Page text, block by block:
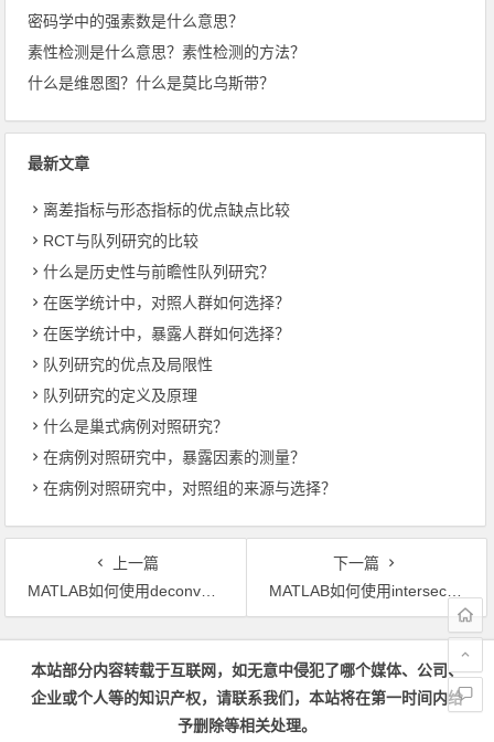
密码学中的强素数是什么意思？
素性检测是什么意思？素性检测的方法？
什么是维恩图？什么是莫比乌斯带？
最新文章
离差指标与形态指标的优点缺点比较
RCT与队列研究的比较
什么是历史性与前瞻性队列研究？
在医学统计中，对照人群如何选择？
在医学统计中，暴露人群如何选择？
队列研究的优点及局限性
队列研究的定义及原理
什么是巢式病例对照研究？
在病例对照研究中，暴露因素的测量？
在病例对照研究中，对照组的来源与选择？
上一篇
MATLAB如何使用deconv函数实现向量反卷积和多项式除法运算
下一篇
MATLAB如何使用intersect函数计算两个集合的交集
文章导航
本站部分内容转载于互联网，如无意中侵犯了哪个媒体、公司、
企业或个人等的知识产权，请联系我们，本站将在第一时间内给
予删除等相关处理。